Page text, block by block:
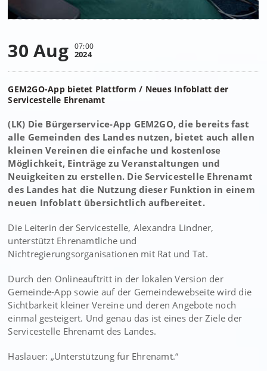
30 Aug 07:00
2024
GEM2GO-App bietet Plattform / Neues Infoblatt der
Servicestelle Ehrenamt
(LK) Die Bürgerservice-App GEM2GO, die bereits fast
alle Gemeinden des Landes nutzen, bietet auch allen
kleinen Vereinen die einfache und kostenlose
Möglichkeit, Einträge zu Veranstaltungen und
Neuigkeiten zu erstellen. Die Servicestelle Ehrenamt
des Landes hat die Nutzung dieser Funktion in einem
neuen Infoblatt übersichtlich aufbereitet.
Die Leiterin der Servicestelle, Alexandra Lindner,
unterstützt Ehrenamtliche und
Nichtregierungsorganisationen mit Rat und Tat.
Durch den Onlineauftritt in der lokalen Version der
Gemeinde-App sowie auf der Gemeindewebseite wird die
Sichtbarkeit kleiner Vereine und deren Angebote noch
einmal gesteigert. Und genau das ist eines der Ziele der
Servicestelle Ehrenamt des Landes.
Haslauer: „Unterstützung für Ehrenamt.“